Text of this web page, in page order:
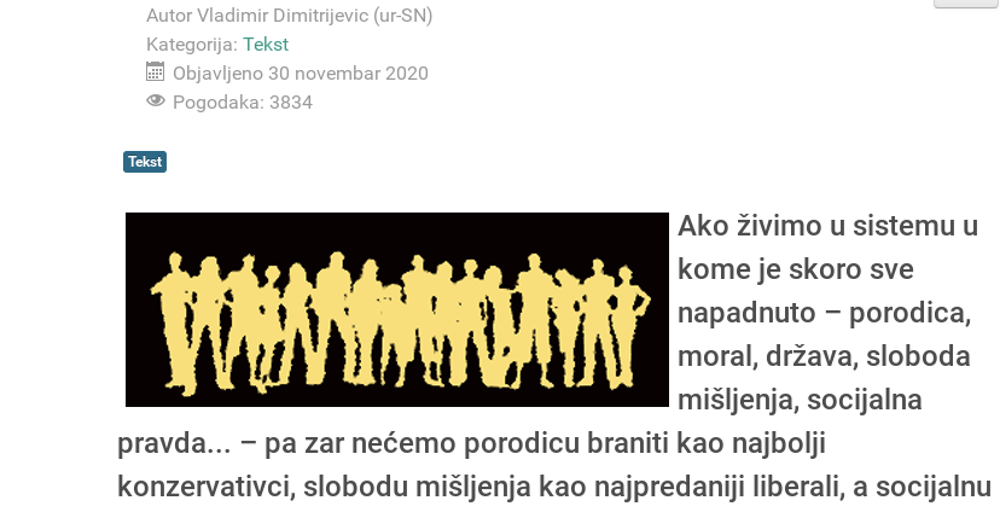
Autor Vladimir Dimitrijevic (ur-SN)
Kategorija: Tekst
Objavljeno 30 novembar 2020
Pogodaka: 3834
Tekst
Ako živimo u sistemu u
kome je skoro sve
napadnuto – porodica,
moral, država, sloboda
mišljenja, socijalna
pravda... – pa zar nećemo porodicu braniti kao najbolji
konzervativci, slobodu mišljenja kao najpredaniji liberali, a socijalnu